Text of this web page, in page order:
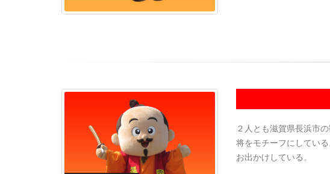
２人とも滋賀県長浜市
将をモチーフにしてい
お出かけしている。